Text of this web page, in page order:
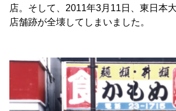
店。そして、2011年3月11日、東日本
店舗跡が全壊してしまいました。